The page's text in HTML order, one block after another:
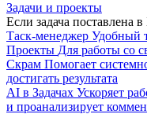
Задачи и проекты
Если задача поставлена
Таск-менеджер Удобный
Проекты Для работы со
Скрам Помогает
достигать результата
AI в Задачах Ускоряет
и проанализирует